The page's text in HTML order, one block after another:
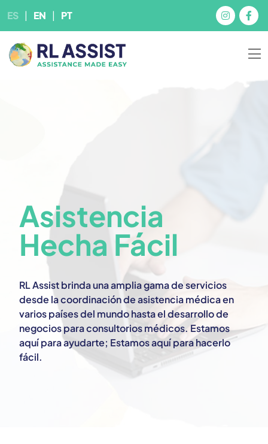
ES EN PT
Asistencia
Hecha Fácil
RL Assist brinda una amplia gama de servicios
desde la coordinación de asistencia médica en
varios países del mundo hasta el desarrollo de
negocios para consultorios médicos. Estamos
aquí para ayudarte; Estamos aquí para hacerlo
fácil.